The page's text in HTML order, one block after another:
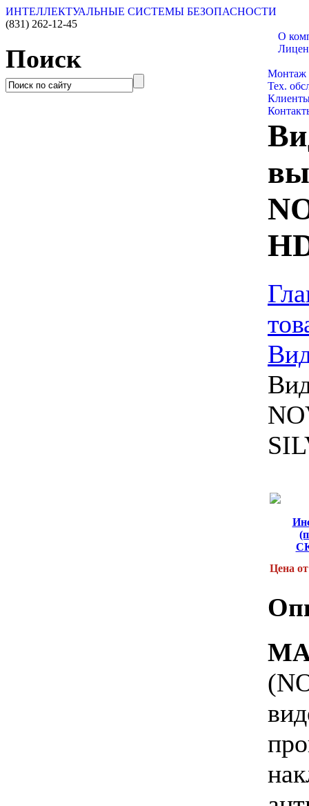
ИНТЕЛЛЕКТУАЛЬНЫЕ СИСТЕМЫ БЕЗОПАСНОСТИ
(831) 262-12-45
Поиск
О
Монтаж
Тех.
Цена